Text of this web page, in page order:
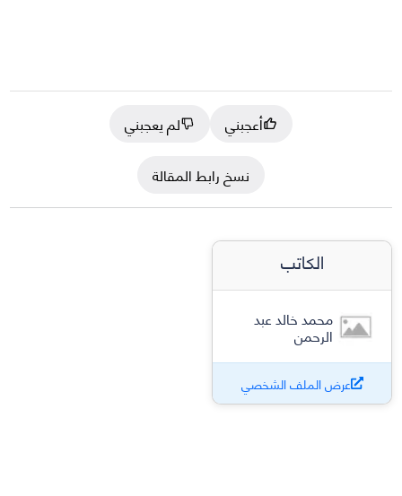
أعجبني
لم يعجبني
نسخ رابط المقالة
الكاتب
محمد خالد عبد
الرحمن
عرض الملف الشخصي